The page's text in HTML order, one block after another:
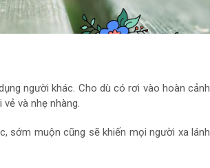
người khác. Cho dù có rơi vào hoàn cảnh
và nhẹ nhàng.
sớm muộn cũng sẽ khiến mọi người xa lánh